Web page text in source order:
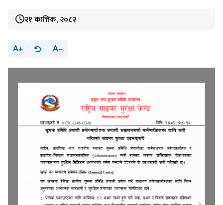
२१ कात्तिक, २०८२
A A